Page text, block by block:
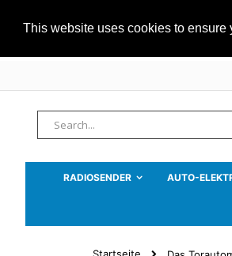
This website uses cookies to ensure
Suche
RADIOSENDER AUTO-